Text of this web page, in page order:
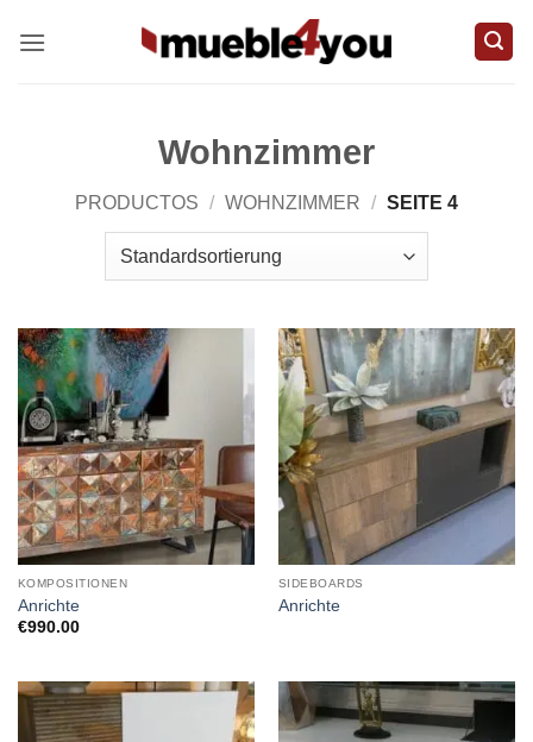
Inhalt
Wohnzimmer
PRODUCTOS / WOHNZIMMER / SEITE 4
KOMPOSITIONEN
Anrichte
€990.00
SIDEBOARDS
Anrichte